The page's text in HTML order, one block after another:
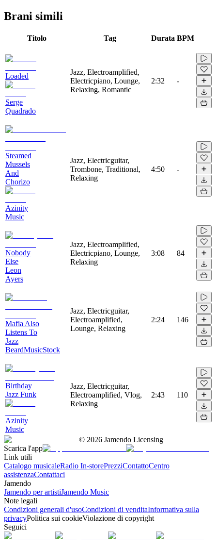
Brani simili
Titolo Tag Durata BPM
Loaded
Serge
Quadrado
Jazz, Electroamplified,
Electricpiano, Lounge,
Relaxing, Romantic
2:32 -
Steamed
Mussels
And
Chorizo
Azinity
Music
Jazz, Electricguitar,
Trombone, Traditional,
Relaxing
4:50 -
Nobody
Else
Leon
Ayers
Jazz, Electroamplified,
Electricpiano, Lounge,
Relaxing
3:08 84
Mafia Also
Listens To
Jazz
BeardMusicStock
Jazz, Electricguitar,
Electroamplified,
Lounge, Relaxing
2:24 146
Birthday
Jazz Funk
Azinity
Music
Jazz, Electricguitar,
Electroamplified, Vlog,
Relaxing
2:43 110
© 2026 Jamendo Licensing
Scarica l'app
Link utili
Catalogo musicaleRadio In-storePrezziContattoCentro
assistenzaContattaci
Jamendo
Jamendo per artistiJamendo Music
Note legali
Condizioni generali d'usoCondizioni di venditaInformativa sulla
privacyPolitica sui cookieViolazione di copyright
Seguici